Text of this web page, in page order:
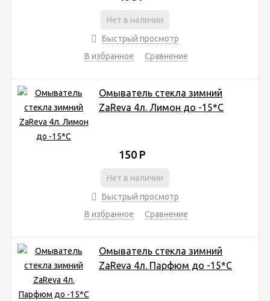
Нет в наличии
Быстрый просмотр
В избранное
Сравнение
Омыватель стекла зимний
ZaReva 4л. Лимон до -15*С
150 Р
Нет в наличии
Быстрый просмотр
В избранное
Сравнение
Омыватель стекла зимний
ZaReva 4л. Парфюм до -15*С